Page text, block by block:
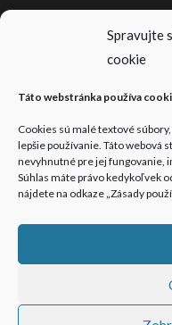
Spravujte
cookie
Táto webstránka používa
Cookies sú malé textové
lepšie používanie. Táto webová
nevyhnutné pre jej fungovanie,
Súhlas máte právo kedykoľvek
nájdete na odkaze „Zásady
Zásady